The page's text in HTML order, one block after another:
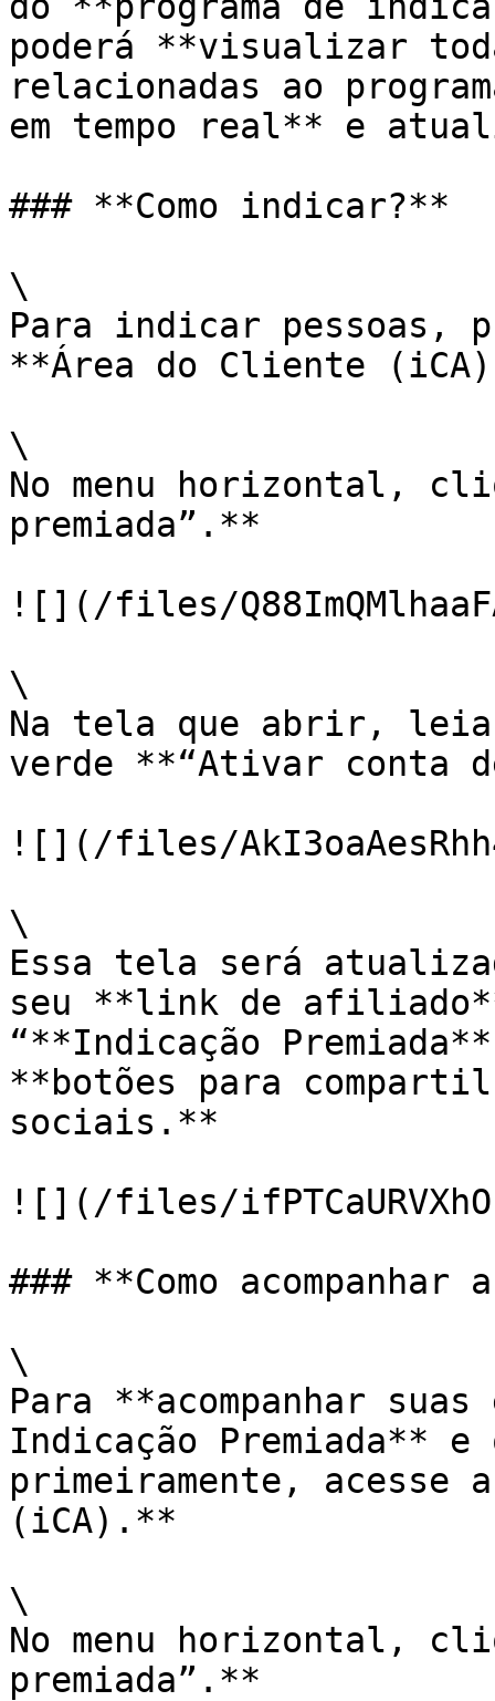
poderá **visualizar
relacionadas ao
em tempo real** e
### **Como indicar?**
\
Para indicar pessoas,
**Área do Cliente
\
No menu horizontal,
premiada”.**
![](/files/
\
Na tela que abrir,
verde **“Ativar conta
![](/files/
\
Essa tela será
seu **link de
“**Indicação
**botões para
sociais.**
![](/files/
### **Como
\
Para **acompanhar
Indicação Premiada** e
primeiramente, acesse
(iCA).**
\
No menu horizontal,
premiada”.**